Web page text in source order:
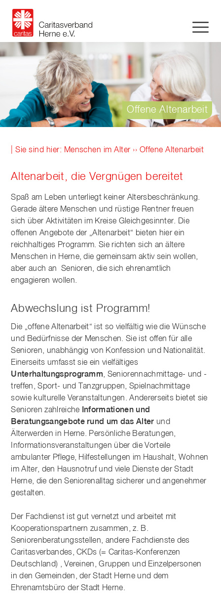
Offene Altenarbeit
| Sie sind hier: Menschen im Alter ›› Offene Altenarbeit
Altenarbeit, die Vergnügen bereitet
Spaß am Leben unterliegt keiner Altersbeschränkung.
Gerade ältere Menschen und rüstige Rentner freuen
sich über Aktivitäten im Kreise Gleichgesinnter. Die
offenen Angebote der „Altenarbeit“ bieten hier ein
reichhaltiges Programm. Sie richten sich an ältere
Menschen in Herne, die gemeinsam aktiv sein wollen,
aber auch an Senioren, die sich ehrenamtlich
engagieren wollen.
Abwechslung ist Programm!
Die „offene Altenarbeit“ ist so vielfältig wie die Wünsche
und Bedürfnisse der Menschen. Sie ist offen für alle
Senioren, unabhängig von Konfession und Nationalität.
Einerseits umfasst sie ein vielfältiges
Unterhaltungsprogramm, Seniorennachmittage- und -
treffen, Sport- und Tanzgruppen, Spielnachmittage
sowie kulturelle Veranstaltungen. Andererseits bietet sie
Senioren zahlreiche Informationen und
Beratungsangebote rund um das Alter und
Älterwerden in Herne. Persönliche Beratungen,
Informationsveranstaltungen über die Vorteile
ambulanter Pflege, Hilfestellungen im Haushalt, Wohnen
im Alter, den Hausnotruf und viele Dienste der Stadt
Herne, die den Seniorenalltag sicherer und angenehmer
gestalten.
Der Fachdienst ist gut vernetzt und arbeitet mit
Kooperationspartnern zusammen, z. B.
Seniorenberatungsstellen, andere Fachdienste des
Caritasverbandes, CKDs (= Caritas-Konferenzen
Deutschland) , Vereinen, Gruppen und Einzelpersonen
in den Gemeinden, der Stadt Herne und dem
Ehrenamtsbüro der Stadt Herne.